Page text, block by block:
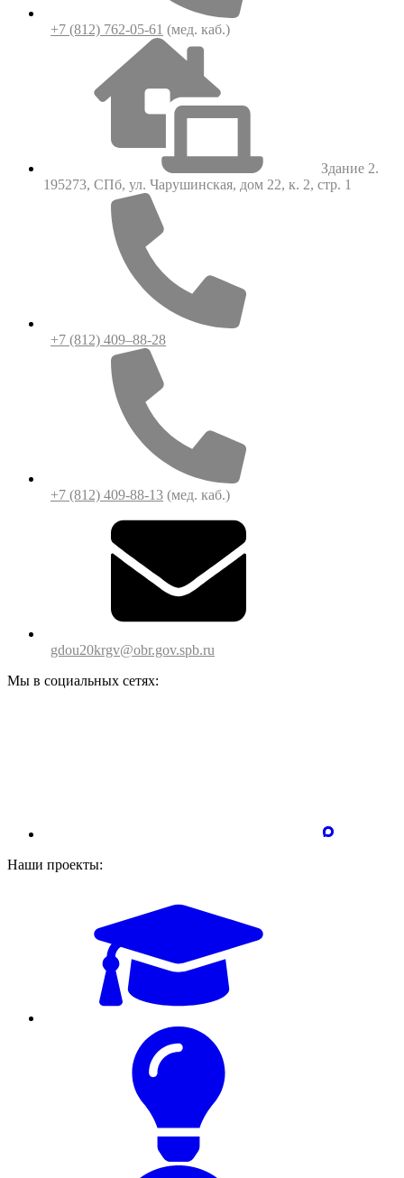
+7 (812) 762-05-61 (мед. каб.)
Здание 2.
195273, СПб, ул. Чарушинская, дом 22, к. 2, стр. 1
+7 (812) 409–88-28
+7 (812) 409-88-13 (мед. каб.)
gdou20krgv@obr.gov.spb.ru
Мы в социальных сетях:
Наши проекты: